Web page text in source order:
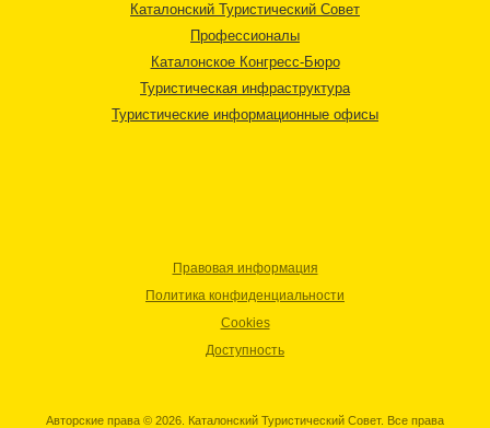
Каталонский Туристический Совет
Профессионалы
Каталонское Конгресс-Бюро
Туристическая инфраструктура
Туристические информационные офисы
Правовая информация
Политика конфиденциальности
Cookies
Доступность
Авторские права © 2026. Каталонский Туристический Совет. Все права